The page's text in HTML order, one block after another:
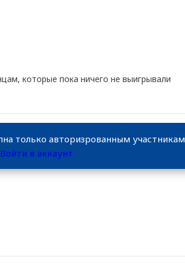
которые пока ничего не выигрывали
только авторизрованным участникам
Войти в аккаунт